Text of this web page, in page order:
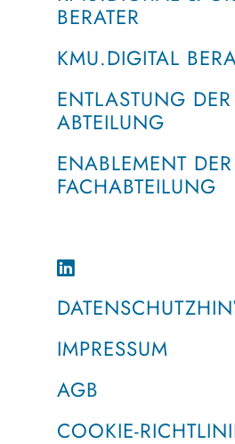
BERATER
KMU.DIGITAL
ENTLASTUNG
ABTEILUNG
ENABLEMENT DER
FACHABTEILUNG
IMPRESSUM
AGB
COOKIE-